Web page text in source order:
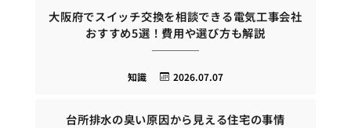
大阪府でスイッチ交換を相談できる電気工事会社
おすすめ5選！費用や選び方も解説
2026.07.07
知識
台所排水の臭い原因から見える住宅の事情